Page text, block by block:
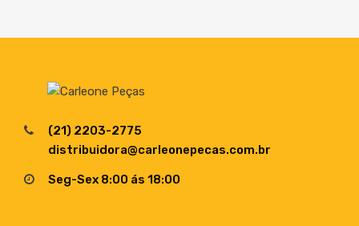
(21) 2203-2775
distribuidora@carleonepecas.com.br
Seg-Sex 8:00 ás 18:00